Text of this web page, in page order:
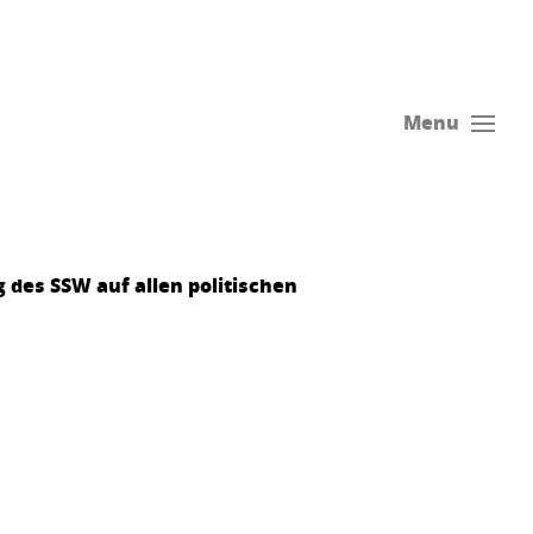
Menu
SSW auf allen politischen